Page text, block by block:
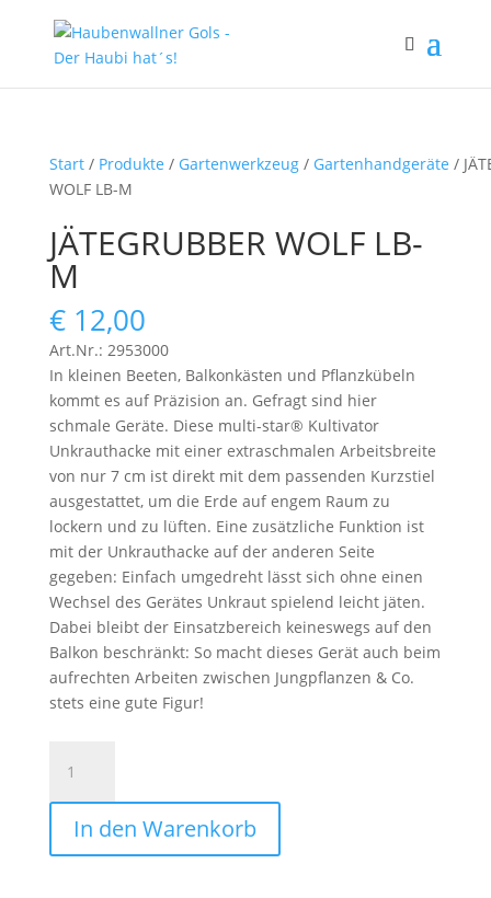
Start/ Produkte / Gartenwerkzeug/ Gartenhandgeräte /
WOLF LB-M
JÄTEGRUBBER WOLF LB-
M
€12,00
Art.Nr.: 2953000
In kleinen Beeten, Balkonkästen und Pflanzkübeln
kommt es auf Präzision an. Gefragt sind hier
schmale Geräte. Diese multi-star® Kultivator
Unkrauthacke mit einer extraschmalen Arbeitsbreite
von nur 7 cm ist direkt mit dem passenden Kurzstiel
ausgestattet, um die Erde auf engem Raum zu
lockern und zu lüften. Eine zusätzliche Funktion ist
mit der Unkrauthacke auf der anderen Seite
gegeben: Einfach umgedreht lässt sich ohne einen
Wechsel des Gerätes Unkraut spielend leicht jäten.
Dabei bleibt der Einsatzbereich keineswegs auf den
Balkon beschränkt: So macht dieses Gerät auch beim
aufrechten Arbeiten zwischen Jungpflanzen & Co.
stets eine gute Figur!
WOLF
LB-
Menge
In den Warenkorb